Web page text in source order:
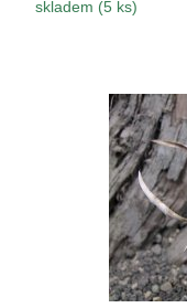
skladem (5 ks)